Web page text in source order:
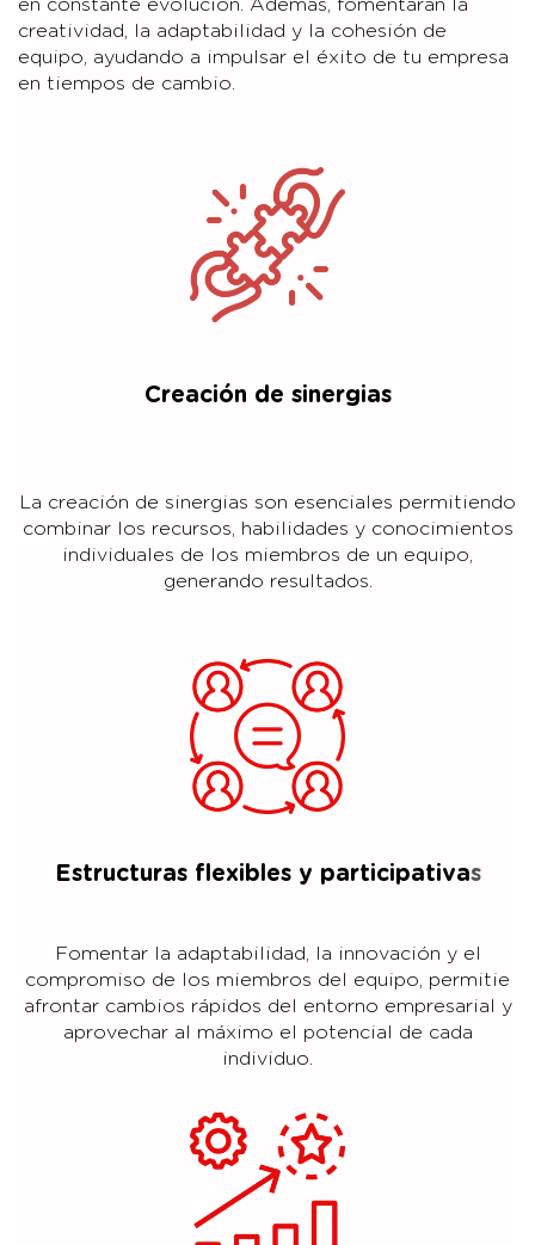
en constante evolución. Además, fomentarán la
creatividad, la adaptabilidad y la cohesión de
equipo, ayudando a impulsar el éxito de tu empresa
en tiempos de cambio.
Creación de sinergias
La creación de sinergias son esenciales permitiendo
combinar los recursos, habilidades y conocimientos
individuales de los miembros de un equipo,
generando resultados.
Estructuras flexibles y participativas
Fomentar la adaptabilidad, la innovación y el
compromiso de los miembros del equipo, permitie
afrontar cambios rápidos del entorno empresarial y
aprovechar al máximo el potencial de cada
individuo.